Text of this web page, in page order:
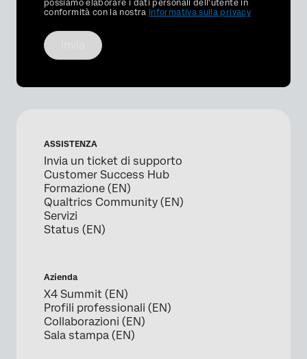
Optin
possiamo elaborare i dati personali dell'utente in
conformità con la nostra Informativa sulla privacy
ASSISTENZA
Invia un ticket di supporto
Customer Success Hub
Formazione (EN)
Qualtrics Community (EN)
Servizi
Status (EN)
Azienda
X4 Summit (EN)
Profili professionali (EN)
Collaborazioni (EN)
Sala stampa (EN)